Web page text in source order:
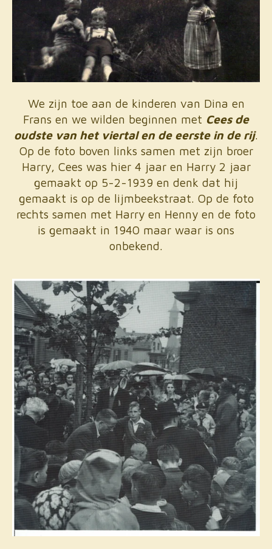
We zijn toe aan de kinderen van Dina en
Frans en we wilden beginnen met Cees de
oudste van het viertal en de eerste in de rij.
Op de foto boven links samen met zijn broer
Harry, Cees was hier 4 jaar en Harry 2 jaar
gemaakt op 5-2-1939 en denk dat hij
gemaakt is op de lijmbeekstraat. Op de foto
rechts samen met Harry en Henny en de foto
is gemaakt in 1940 maar waar is ons
onbekend.